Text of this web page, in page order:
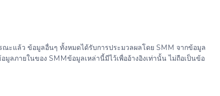
ะแล้ว ข้อมูลอื่นๆ ทั้งหมดได้รับการประมวลผลโดย SMM จากข้อมูล
ลภายในของ SMMข้อมูลเหล่านี้มีไว้เพื่ออ้างอิงเท่านั้น ไม่ถือเป็นข้อ